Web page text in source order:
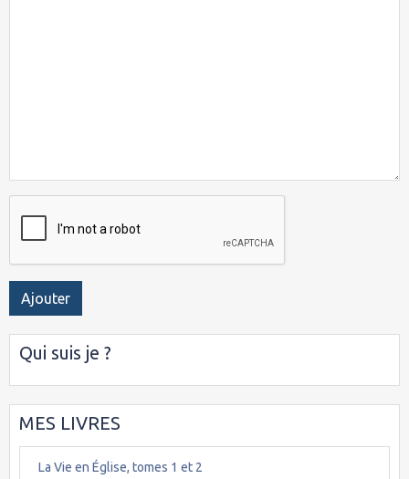
Ajouter
Qui suis je ?
MES LIVRES
La Vie en Église, tomes 1 et 2